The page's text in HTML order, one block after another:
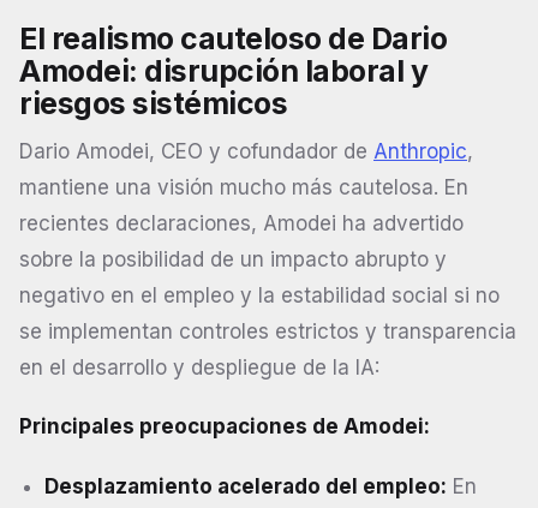
El realismo cauteloso de Dario
Amodei: disrupción laboral y
riesgos sistémicos
Dario Amodei, CEO y cofundador de Anthropic,
mantiene una visión mucho más cautelosa. En
recientes declaraciones, Amodei ha advertido
sobre la posibilidad de un impacto abrupto y
negativo en el empleo y la estabilidad social si no
se implementan controles estrictos y transparencia
en el desarrollo y despliegue de la IA:
Principales preocupaciones de Amodei:
Desplazamiento acelerado del empleo: En